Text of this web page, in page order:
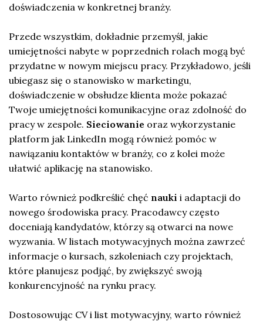
doświadczenia w konkretnej branży.
Przede wszystkim, dokładnie przemyśl, jakie
umiejętności nabyte w poprzednich rolach mogą być
przydatne w nowym miejscu pracy. Przykładowo, jeśli
ubiegasz się o stanowisko w marketingu,
doświadczenie w obsłudze klienta może pokazać
Twoje umiejętności komunikacyjne oraz zdolność do
pracy w zespole. Sieciowanie oraz wykorzystanie
platform jak LinkedIn mogą również pomóc w
nawiązaniu kontaktów w branży, co z kolei może
ułatwić aplikację na stanowisko.
Warto również podkreślić chęć nauki i adaptacji do
nowego środowiska pracy. Pracodawcy często
doceniają kandydatów, którzy są otwarci na nowe
wyzwania. W listach motywacyjnych można zawrzeć
informacje o kursach, szkoleniach czy projektach,
które planujesz podjąć, by zwiększyć swoją
konkurencyjność na rynku pracy.
Dostosowując CV i list motywacyjny, warto również